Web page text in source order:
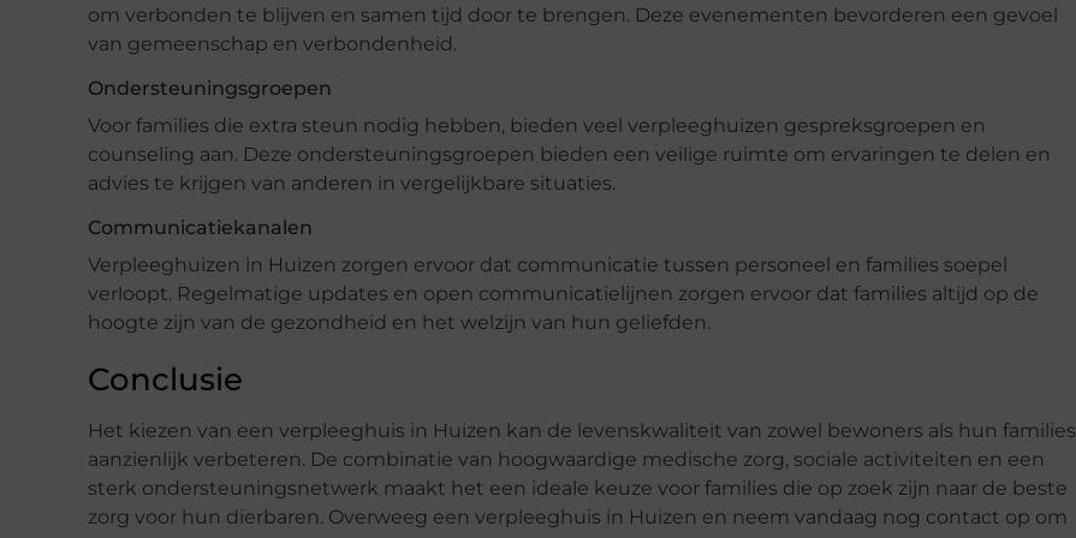
om verbonden te blijven en samen tijd door te brengen. Deze evenementen bevorderen een gevoel
van gemeenschap en verbondenheid.
Ondersteuningsgroepen
Voor families die extra steun nodig hebben, bieden veel verpleeghuizen gespreksgroepen en
counseling aan. Deze ondersteuningsgroepen bieden een veilige ruimte om ervaringen te delen en
advies te krijgen van anderen in vergelijkbare situaties.
Communicatiekanalen
Verpleeghuizen in Huizen zorgen ervoor dat communicatie tussen personeel en families soepel
verloopt. Regelmatige updates en open communicatielijnen zorgen ervoor dat families altijd op de
hoogte zijn van de gezondheid en het welzijn van hun geliefden.
Conclusie
Het kiezen van een verpleeghuis in Huizen kan de levenskwaliteit van zowel bewoners als hun families
aanzienlijk verbeteren. De combinatie van hoogwaardige medische zorg, sociale activiteiten en een
sterk ondersteuningsnetwerk maakt het een ideale keuze voor families die op zoek zijn naar de beste
zorg voor hun dierbaren. Overweeg een verpleeghuis in Huizen en neem vandaag nog contact op om